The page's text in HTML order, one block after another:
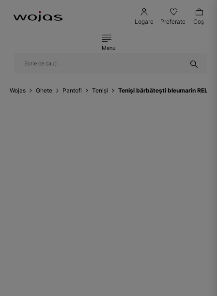
Logare Preferate Coş
Menu
Wojas Ghete Pantofi Teniși Teniși bărbătești bleumarin